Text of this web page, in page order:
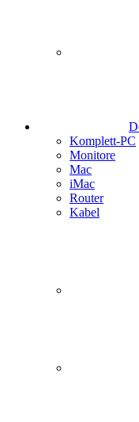
Komplett-PC
Monitore
Mac
iMac
Router
Kabel